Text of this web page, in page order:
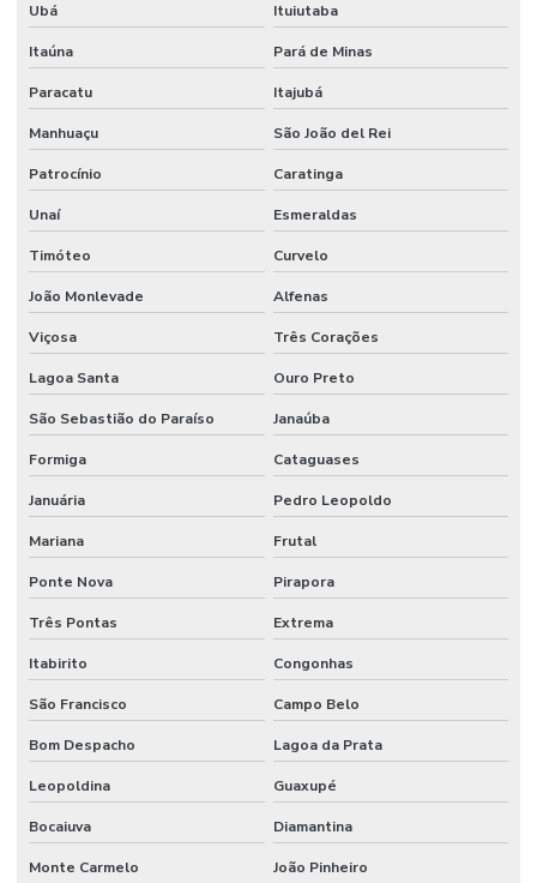
Ubá Ituiutaba
Itaúna Pará de Minas
Paracatu Itajubá
Manhuaçu São João del Rei
Patrocínio Caratinga
Unaí Esmeraldas
Timóteo Curvelo
João Monlevade Alfenas
Viçosa Três Corações
Lagoa Santa Ouro Preto
São Sebastião do Paraíso Janaúba
Formiga Cataguases
Januária Pedro Leopoldo
Mariana Frutal
Ponte Nova Pirapora
Três Pontas Extrema
Itabirito Congonhas
São Francisco Campo Belo
Bom Despacho Lagoa da Prata
Leopoldina Guaxupé
Bocaiuva Diamantina
Monte Carmelo João Pinheiro